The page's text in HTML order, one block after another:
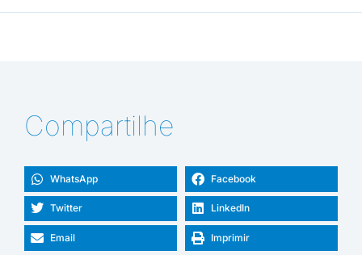
Compartilhe
WhatsApp Facebook
Twitter LinkedIn
Email Imprimir